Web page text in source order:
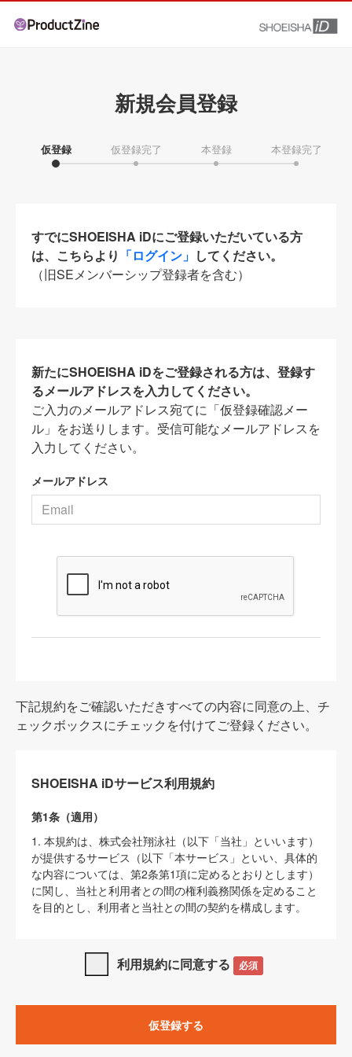
新規会員登録
仮登録 仮登録完了 本登録 本登録完了
すでにSHOEISHA iDにご登録いただいている方
は、こちらより 「ログイン」 してください。
（旧SEメンバーシップ登録者を含む）
新たにSHOEISHA iDをご登録される方は、登録す
るメールアドレスを入力してください。
ご入力のメールアドレス宛てに「仮登録確認メー
ル」をお送りします。受信可能なメールアドレスを
入力してください。
メールアドレス
下記規約をご確認いただきすべての内容に同意の上、チ
ェックボックスにチェックを付けてご登録ください。
SHOEISHA iDサービス利用規約
第1条（適用）
1. 本規約は、株式会社翔泳社（以下「当社」といいます）
が提供するサービス（以下「本サービス」といい、具体的
な内容については、第2条第1項に定めるとおりとします）
に関し、当社と利用者との間の権利義務関係を定めること
を目的とし、利用者と当社との間の契約を構成します。
SHOEISHA iDプライバシーポリシー」及び「
サイト上でのデータの利用について（Cookieポリシー）
3. 本規約の内容と、前項に記載する定めその他当社が定め
利用規約に同意する 必須
仮登録する